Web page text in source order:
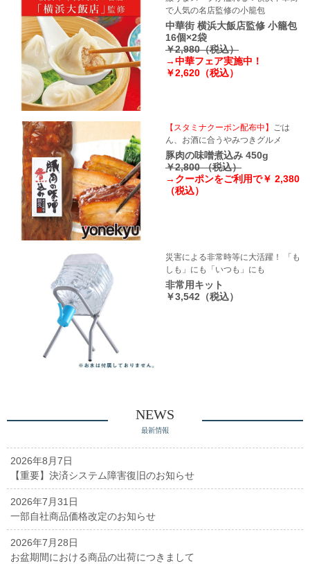
で人気の名店監修の小籠包
中華街 横浜大飯店監修 小籠包
16個×2袋
￥2,980（税込）
→中華フェア実施中！
￥2,620（税込）
【スタミナクーポン配布中】
ごは
ん、お酒に合うやみつきグルメ
豚肉の味噌煮込み 450g
￥2,800 （税込）
→クーポンをご利用で￥ 2,380
（税込）
災害による非常時等に大活躍！ 「も
しも」にも「いつも」にも
非常用キット
￥3,542（税込）
NEWS
最新情報
2026年8月7日
【重要】決済システム障害復旧のお知らせ
2026年7月31日
一部自社商品価格改定のお知らせ
2026年7月28日
お盆期間における商品の出荷につきまして